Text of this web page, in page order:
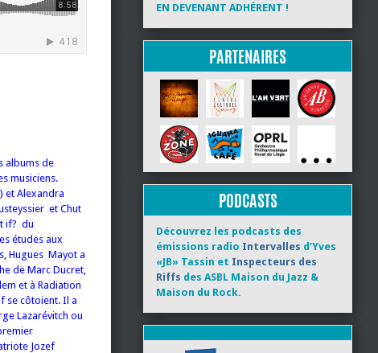
albums de
musiciens.
et Alexandra
et Chut
if? du
études aux
Hugues Mayot a
de Marc Ducret,
et à Radiation
se côtoient. Il a
Lazarévitch ou
Jozef
EN DEVENANT ADHÉRENT !
PARTENAIRES
PODCASTS
Découvrez les podcasts des
émissions radio Intervalles d’Yves
«JB» Tassin et Inspecteurs des
Riffs des ASBL Maison du Jazz &
Maison du Rock.